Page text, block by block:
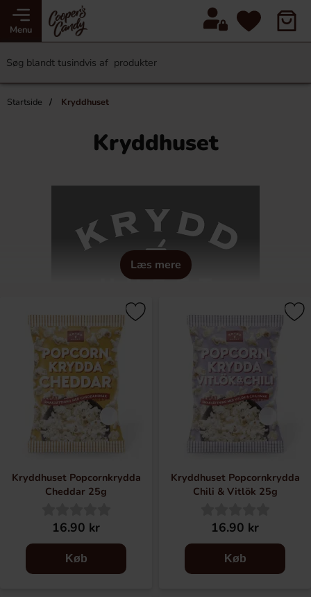
Menu
Startside Kryddhuset
Kryddhuset
Læs mere
Kryddhuset Popcornkrydda
Cheddar 25g
16.90 kr
Køb
Kryddhuset Popcornkrydda
Chili & Vitlök 25g
16.90 kr
Køb